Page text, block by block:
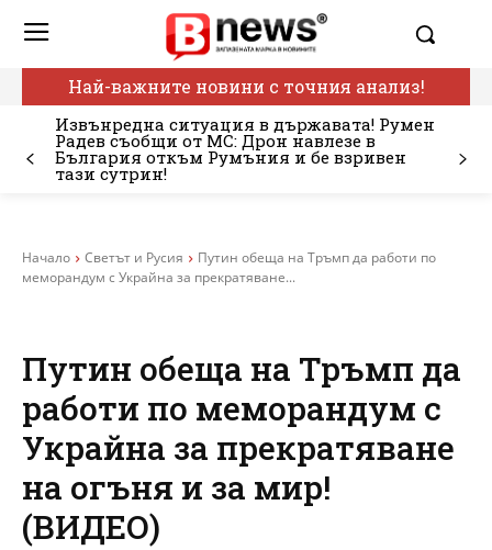
Най-важните новини с точния анализ!
Извънредна ситуация в държавата! Румен
Радев съобщи от МС: Дрон навлезе в
България откъм Румъния и бе взривен
тази сутрин!
Начало Светът и Русия
Путин обеща на Тръмп да работи по
меморандум с Украйна за прекратяване...
Путин обеща на Тръмп да
работи по меморандум с
Украйна за прекратяване
на огъня и за мир!
(ВИДЕО)